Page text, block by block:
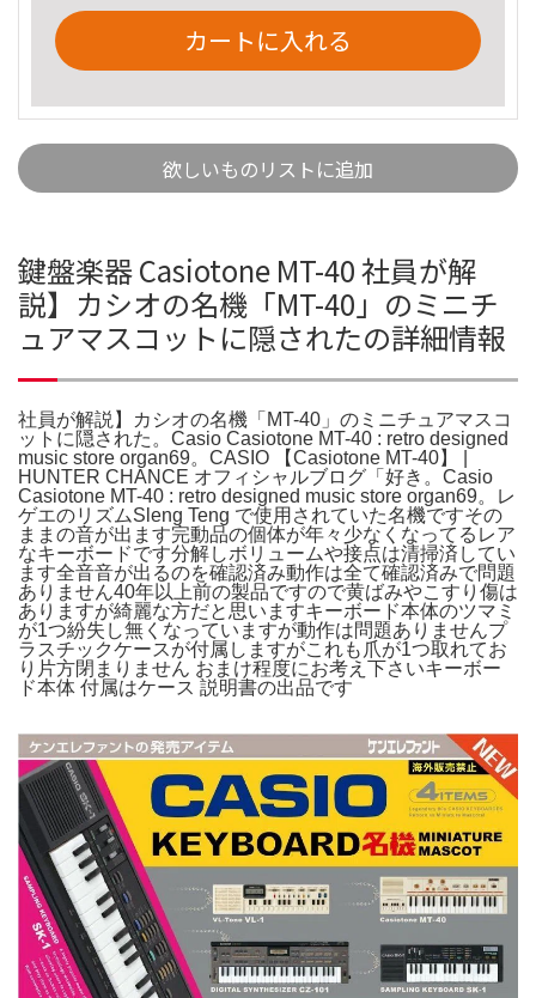
カートに入れる
欲しいものリストに追加
鍵盤楽器 Casiotone MT-40 社員が解
説】カシオの名機「MT-40」のミニチ
ュアマスコットに隠されたの詳細情報
社員が解説】カシオの名機「MT-40」のミニチュアマスコ
ットに隠された。Casio Casiotone MT-40 : retro designed
music store organ69。CASIO 【Casiotone MT-40】 |
HUNTER CHANCE オフィシャルブログ「好き。Casio
Casiotone MT-40 : retro designed music store organ69。レ
ゲエのリズムSleng Teng で使用されていた名機ですその
ままの音が出ます完動品の個体が年々少なくなってるレア
なキーボードです分解しボリュームや接点は清掃済してい
ます全音音が出るのを確認済み動作は全て確認済みで問題
ありません40年以上前の製品ですので黄ばみやこすり傷は
ありますが綺麗な方だと思いますキーボード本体のツマミ
が1つ紛失し無くなっていますが動作は問題ありませんプ
ラスチックケースが付属しますがこれも爪が1つ取れてお
り片方閉まりません おまけ程度にお考え下さいキーボー
ド本体 付属はケース 説明書の出品です